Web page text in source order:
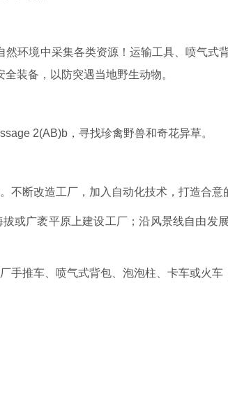
环境中采集各类资源！运输工具、喷气式
装备，以防突遇当地野生动物。
2(AB)b，寻找珍禽野兽和奇花异草。
不断改造工厂，加入自动化技术，打造合意
或广袤平原上建设工厂；沿风景线自由发
手推车、喷气式背包、泡泡柱、卡车或火车